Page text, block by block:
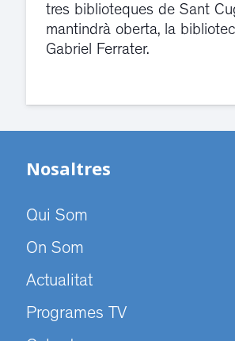
tres biblioteques de Sant
mantindrà oberta, la
Gabriel Ferrater.
Nosaltres
Qui Som
On Som
Actualitat
Programes TV